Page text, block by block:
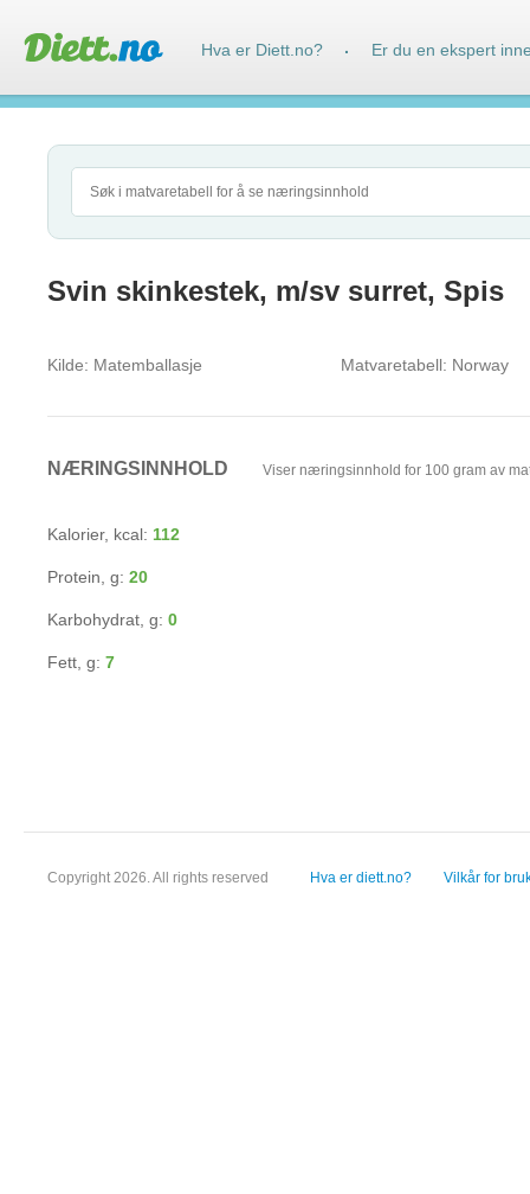
Svin skinkestek, m/sv surret, Spis
Kilde: Matemballasje Matvaretabell: Norway
NÆRINGSINNHOLD Viser næringsinnhold for 100 gram av
Kalorier, kcal: 112
Protein, g: 20
Karbohydrat, g: 0
Fett, g: 7
Copyright 2026. All rights reserved Hva er diett.no? Vilkår for
Hva er Diett.no? · Er du en ekspert